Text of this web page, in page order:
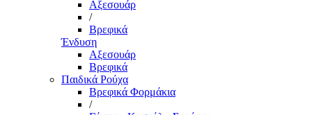
Αξεσουάρ
/
Βρεφικά
Ένδυση
Αξεσουάρ
Βρεφικά
Παιδικά Ρούχα
Βρεφικά Φορμάκια
/